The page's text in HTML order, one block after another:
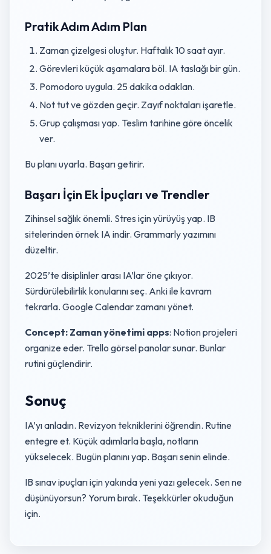
Pratik Adım Adım Plan
Zaman çizelgesi oluştur. Haftalık 10 saat ayır.
Görevleri küçük aşamalara böl. IA taslağı bir gün.
Pomodoro uygula. 25 dakika odaklan.
Not tut ve gözden geçir. Zayıf noktaları işaretle.
Grup çalışması yap. Teslim tarihine göre öncelik
ver.
Bu planı uyarla. Başarı getirir.
Başarı İçin Ek İpuçları ve Trendler
Zihinsel sağlık önemli. Stres için yürüyüş yap. IB
sitelerinden örnek IA indir. Grammarly yazımını
düzeltir.
2025’te disiplinler arası IA’lar öne çıkıyor.
Sürdürülebilirlik konularını seç. Anki ile kavram
tekrarla. Google Calendar zamanı yönet.
Concept: Zaman yönetimi apps: Notion projeleri
organize eder. Trello görsel panolar sunar. Bunlar
rutini güçlendirir.
Sonuç
IA’yı anladın. Revizyon tekniklerini öğrendin. Rutine
entegre et. Küçük adımlarla başla, notların
yükselecek. Bugün planını yap. Başarı senin elinde.
IB sınav ipuçları için yakında yeni yazı gelecek. Sen ne
düşünüyorsun? Yorum bırak. Teşekkürler okuduğun
için.